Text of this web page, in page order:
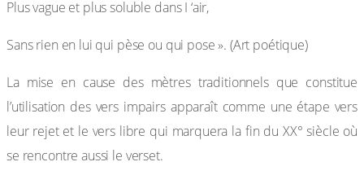
Plus vague et plus soluble dans I ‘air,
Sans rien en lui qui pèse ou qui pose ». (Art poétique)
La mise en cause des mètres traditionnels que constitue
l’utilisation des vers impairs apparaît comme une étape vers
leur rejet et le vers libre qui marquera la fin du XX° siècle où
se rencontre aussi le verset.